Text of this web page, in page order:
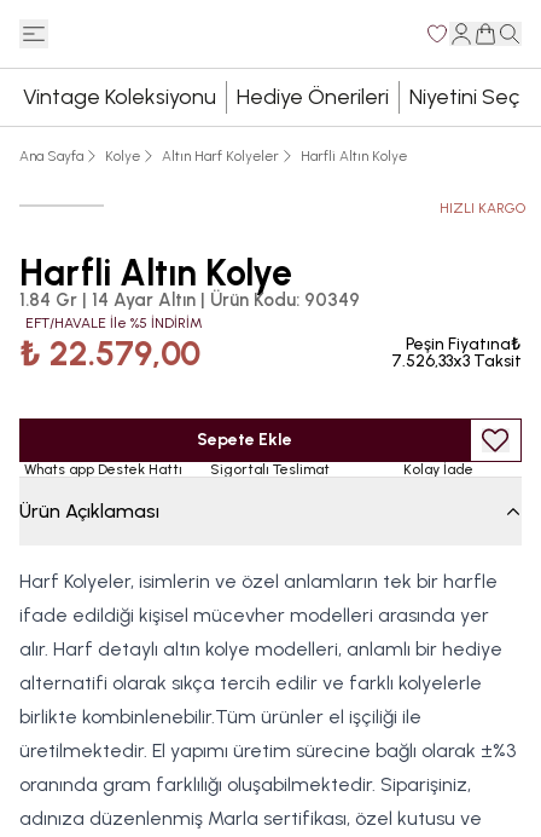
Vintage Koleksiyonu Hediye Önerileri Niyetini Seç
Ana Sayfa Kolye Altın Harf Kolyeler Harfli Altın Kolye
HIZLI KARGO
Harfli Altın Kolye
1.84 Gr | 14 Ayar Altın | Ürün Kodu: 90349
EFT/HAVALE İle %5 İNDİRİM
₺ 22.579,00
Peşin Fiyatına₺
7.526,33x3 Taksit
Sepete Ekle
Whats app Destek Hattı Sigortalı Teslimat Kolay İade
Ürün Açıklaması
Harf Kolyeler, isimlerin ve özel anlamların tek bir harfle
ifade edildiği kişisel mücevher modelleri arasında yer
alır. Harf detaylı altın kolye modelleri, anlamlı bir hediye
alternatifi olarak sıkça tercih edilir ve farklı kolyelerle
birlikte kombinlenebilir.Tüm ürünler el işçiliği ile
üretilmektedir. El yapımı üretim sürecine bağlı olarak ±%3
oranında gram farklılığı oluşabilmektedir. Siparişiniz,
adınıza düzenlenmiş Marla sertifikası, özel kutusu ve